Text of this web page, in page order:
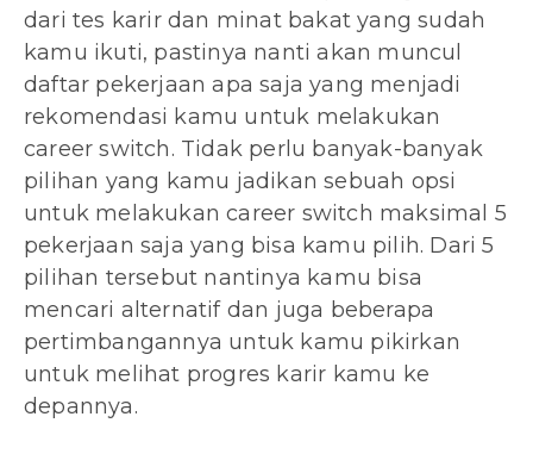
dari tes karir dan minat bakat yang sudah
kamu ikuti, pastinya nanti akan muncul
daftar pekerjaan apa saja yang menjadi
rekomendasi kamu untuk melakukan
career switch. Tidak perlu banyak-banyak
pilihan yang kamu jadikan sebuah opsi
untuk melakukan career switch maksimal 5
pekerjaan saja yang bisa kamu pilih. Dari 5
pilihan tersebut nantinya kamu bisa
mencari alternatif dan juga beberapa
pertimbangannya untuk kamu pikirkan
untuk melihat progres karir kamu ke
depannya.